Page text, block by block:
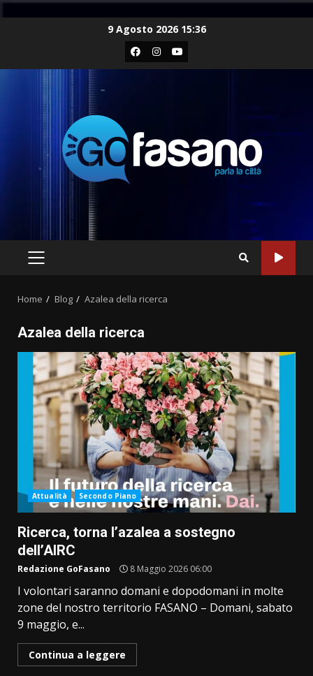
9 Agosto 2026 15:36
Facebook
Instagram
Youtube
PRIMARY
Home Blog Azalea della ricerca
Azalea della ricerca
Attualità Secondo Piano
Ricerca, torna l’azalea a sostegno
dell’AIRC
Redazione GoFasano 8 Maggio 2026 06:00
I volontari saranno domani e dopodomani in molte
zone del nostro territorio FASANO – Domani, sabato
9 maggio, e...
Continua a leggere